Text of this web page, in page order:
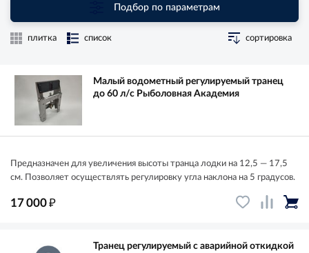
Подбор по параметрам
плитка список сортировка
Малый водометный регулируемый транец
до 60 л/с Рыболовная Академия
Предназначен для увеличения высоты транца лодки на 12,5 — 17,5
см. Позволяет осуществлять регулировку угла наклона на 5 градусов.
17 000₽
Транец регулируемый с аварийной откидкой